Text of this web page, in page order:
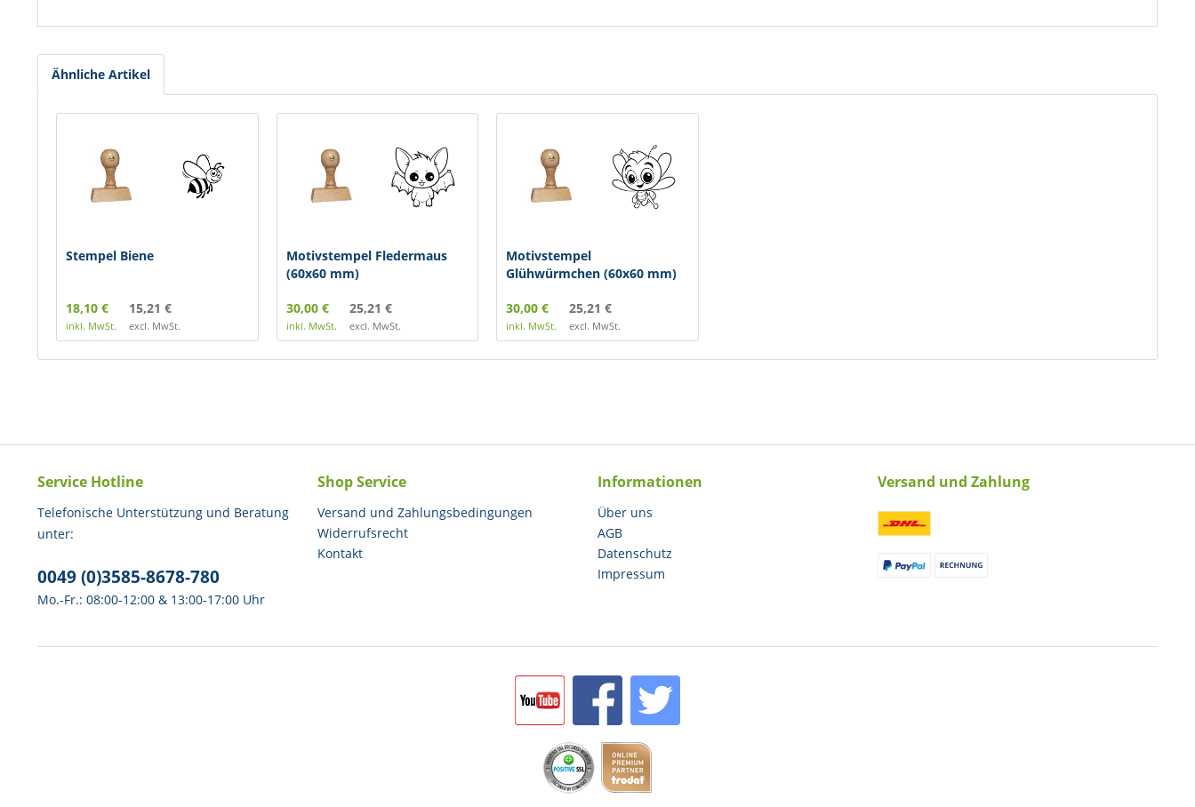
Ähnliche Artikel
Stempel Biene
18,10 €
inkl. MwSt.
15,21 €
excl. MwSt.
Motivstempel Fledermaus
(60x60 mm)
30,00 €
inkl. MwSt.
25,21 €
excl. MwSt.
Motivstempel
Glühwürmchen (60x60 mm)
30,00 €
inkl. MwSt.
25,21 €
excl. MwSt.
Service Hotline
Telefonische Unterstützung und Beratung
unter:
0049 (0)3585-8678-780
Mo.-Fr.: 08:00-12:00 & 13:00-17:00 Uhr
Shop Service
Versand und Zahlungsbedingungen
Widerrufsrecht
Kontakt
Informationen
Über uns
AGB
Datenschutz
Impressum
Versand und Zahlung